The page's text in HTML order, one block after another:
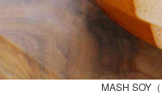
MASH SOY